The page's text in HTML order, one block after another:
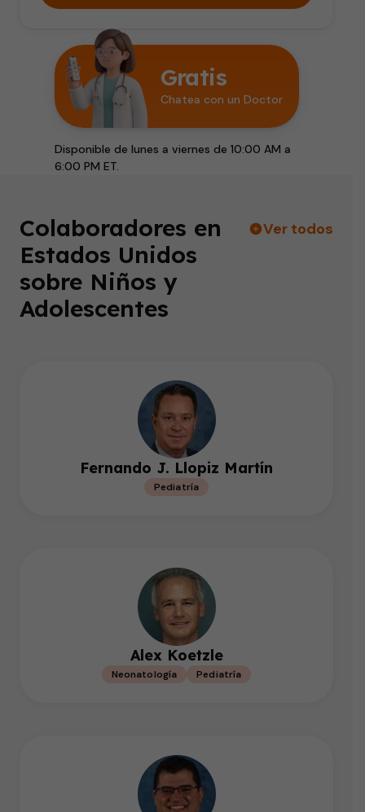
Gratis
Chatea con un Doctor
Disponible de lunes a viernes de 10:00 AM a
6:00 PM ET.
Colaboradores en
Estados Unidos
sobre Niños y
Adolescentes
Ver todos
Fernando J. Llopiz Martín
Pediatría
Alex Koetzle
Neonatología Pediatría